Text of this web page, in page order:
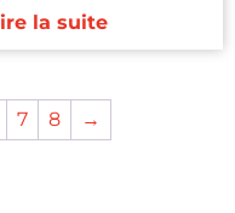
la suite
7 8 →